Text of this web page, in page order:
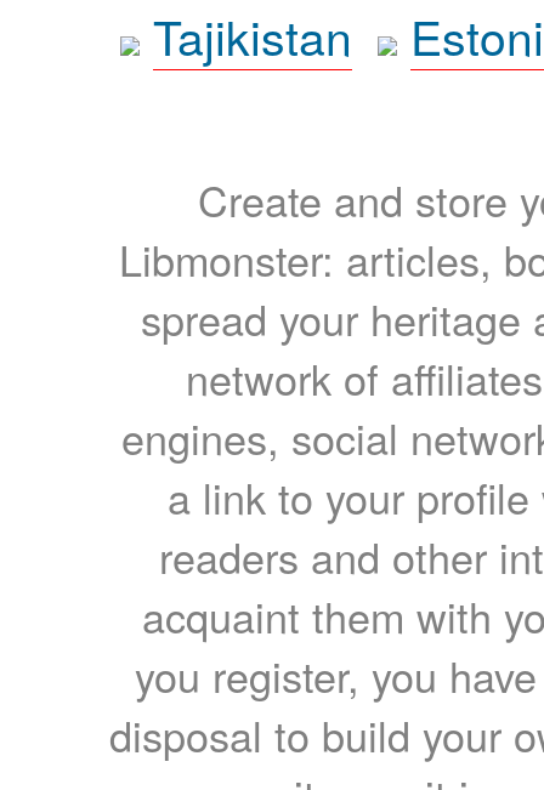
Tajikistan
Create and store
Libmonster: articles,
spread your heritage
network of
engines, social
a link to your
readers and other
acquaint them with
you register, you
disposal to build your